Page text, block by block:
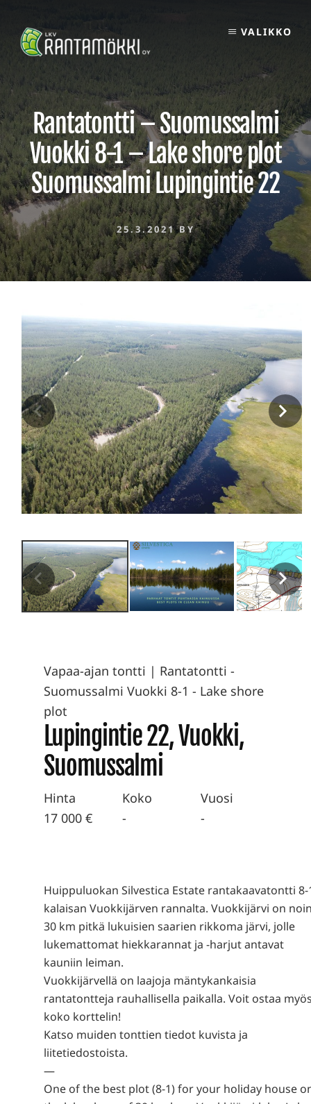
content
VALIKKO
Rantatontti – Suomussalmi
Vuokki 8-1 – Lake shore plot
Suomussalmi Lupingintie 22
25.3.2021BY
Vapaa-ajan tontti | Rantatontti -
Suomussalmi Vuokki 8-1 - Lake shore
plot
Lupingintie 22, Vuokki,
Suomussalmi
Hinta
17 000 €
Koko
-
Vuosi
-
Huippuluokan Silvestica Estate rantakaavatontti 8-
kalaisan Vuokkijärven rannalta. Vuokkijärvi on
30 km pitkä lukuisien saarien rikkoma järvi, jolle
lukemattomat hiekkarannat ja -harjut antavat
kauniin leiman.
Vuokkijärvellä on laajoja mäntykankaisia
rantatontteja rauhallisella paikalla. Voit ostaa
koko korttelin!
Katso muiden tonttien tiedot kuvista ja
liitetiedostoista.
—
One of the best plot (8-1) for your holiday house